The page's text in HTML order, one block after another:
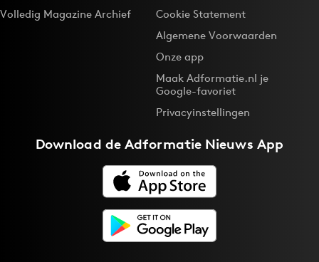
Volledig Magazine Archief
Cookie Statement
Algemene Voorwaarden
Onze app
Maak Adformatie.nl je
Google-favoriet
Privacyinstellingen
Download deAdformatie Nieuws App